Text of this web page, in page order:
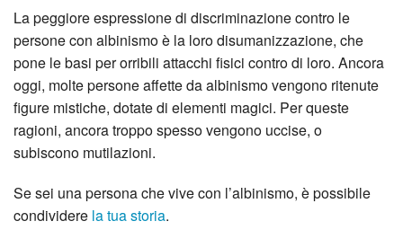
La peggiore espressione di discriminazione contro le
persone con albinismo è la loro disumanizzazione, che
pone le basi per orribili attacchi fisici contro di loro. Ancora
oggi, molte persone affette da albinismo vengono ritenute
figure mistiche, dotate di elementi magici. Per queste
ragioni, ancora troppo spesso vengono uccise, o
subiscono mutilazioni.
Se sei una persona che vive con l’albinismo, è possibile
condividere la tua storia.